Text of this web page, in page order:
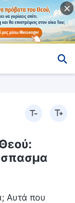
Αυτά που